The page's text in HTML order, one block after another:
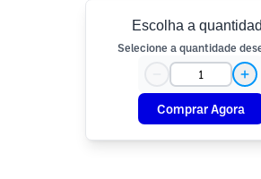
Escolha a
Selecione a quantidade
Comprar Agora